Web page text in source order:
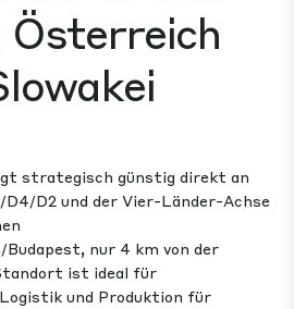
Österreich
strategisch günstig direkt an
D2 und der Vier-Länder-Achse
nur 4 km von der
ist ideal für
und Produktion für